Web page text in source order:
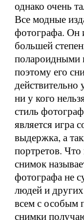
однако очень
Все модные
фотографа. Он
большей
полароидными
поэтому его
ни у кого
стиль
является игра
выдержка, а
портретов.
снимок
фотографа не
людей и
всем с особым
снимки